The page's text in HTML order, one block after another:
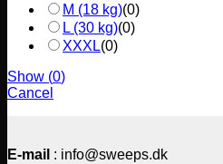
M (18 kg)(0)
L (30 kg)(0)
XXXL(0)
Show (0)
Cancel
E-mail : info@sweeps.dk